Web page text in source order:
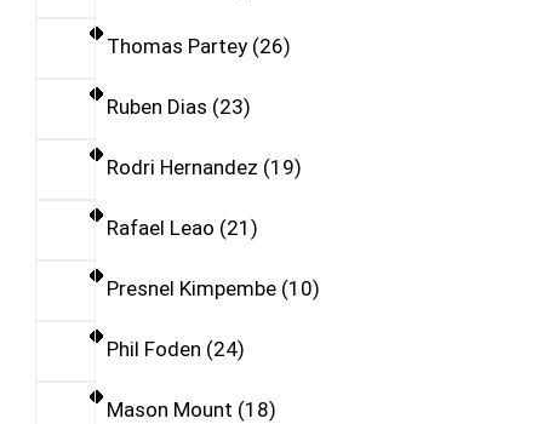
Thomas Partey 26
Ruben Dias 23
Rodri Hernandez 19
Rafael Leao 21
Presnel Kimpembe 10
Phil Foden 24
Mason Mount 18